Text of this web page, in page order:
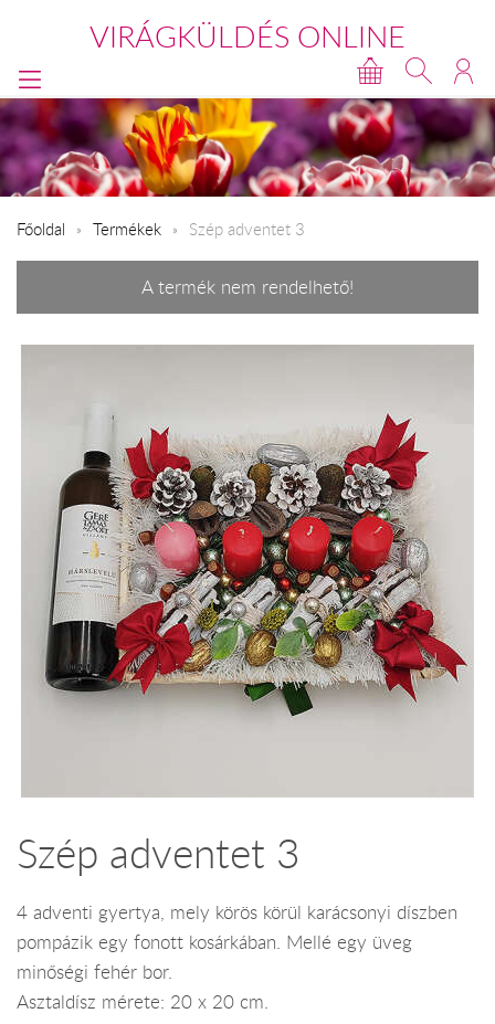
VIRÁGKÜLDÉS ONLINE
Főoldal Termékek Szép adventet 3
A termék nem rendelhető!
Szép adventet 3
4 adventi gyertya, mely körös körül karácsonyi díszben
pompázik egy fonott kosárkában. Mellé egy üveg
minőségi fehér bor.
Asztaldísz mérete: 20 x 20 cm.